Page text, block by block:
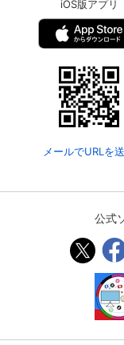
iOS版アプリ
メールでURLを
公式